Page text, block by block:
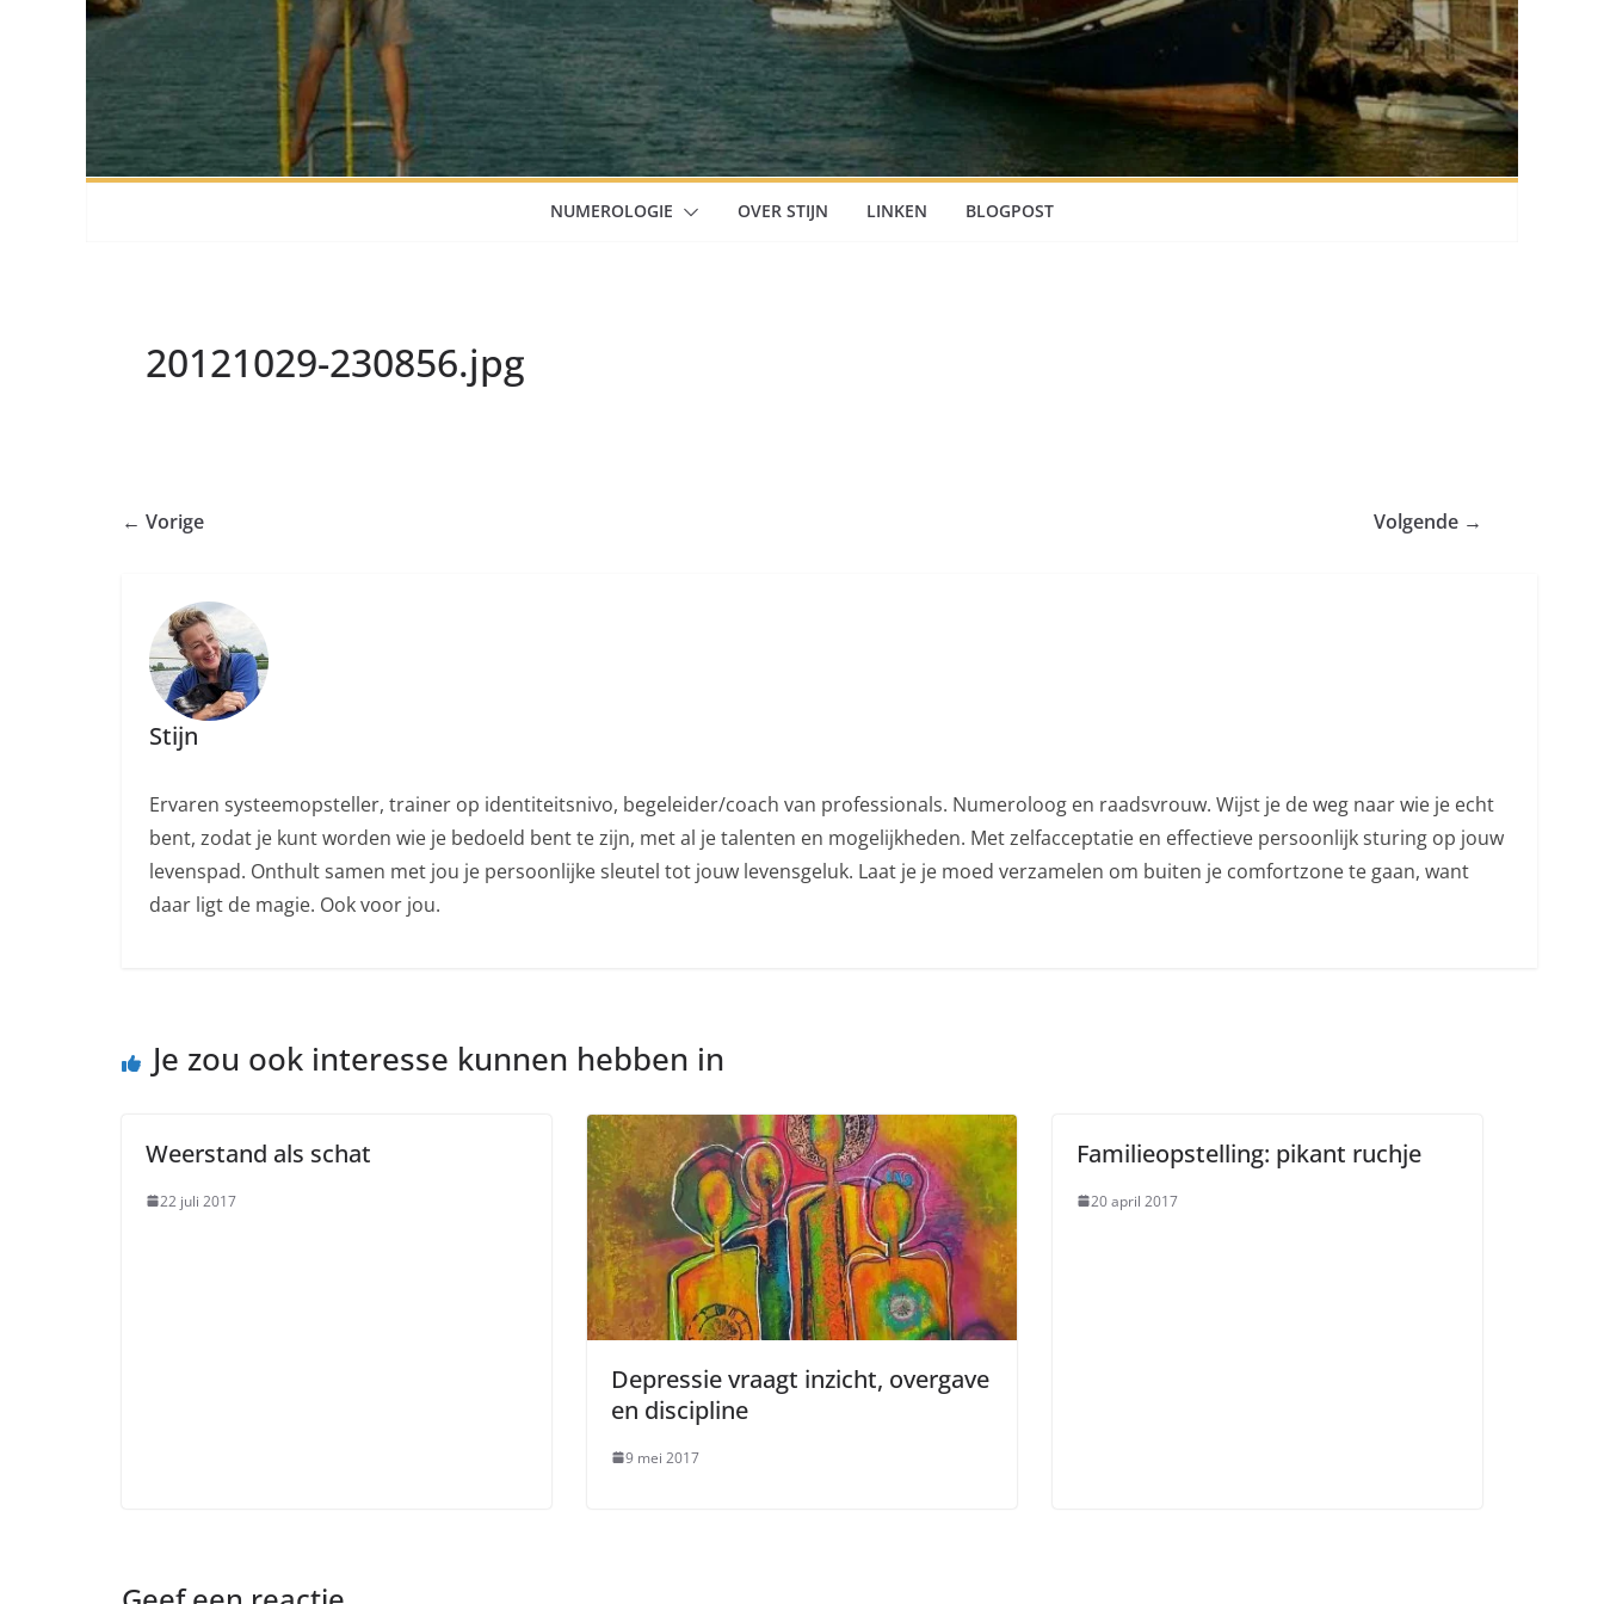
NUMEROLOGIE OVER STIJN LINKEN BLOGPOST
20121029-230856.jpg
← Vorige Volgende →
Stijn
Ervaren systeemopsteller, trainer op identiteitsnivo, begeleider/coach van professionals. Numeroloog en raadsvrouw. Wijst je de weg naar wie je echt
bent, zodat je kunt worden wie je bedoeld bent te zijn, met al je talenten en mogelijkheden. Met zelfacceptatie en effectieve persoonlijk sturing op jouw
levenspad. Onthult samen met jou je persoonlijke sleutel tot jouw levensgeluk. Laat je je moed verzamelen om buiten je comfortzone te gaan, want
daar ligt de magie. Ook voor jou.
Je zou ook interesse kunnen hebben in
Weerstand als schat
22 juli 2017
Depressie vraagt inzicht, overgave
en discipline
9 mei 2017
Familieopstelling: pikant ruchje
20 april 2017